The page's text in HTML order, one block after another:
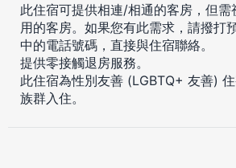
此住宿可提供相連/相通的客房，但需
用的客房。如果您有此需求，請撥打
中的電話號碼，直接與住宿聯絡。
提供零接觸退房服務。
此住宿為性別友善 (LGBTQ+ 友善)
族群入住。